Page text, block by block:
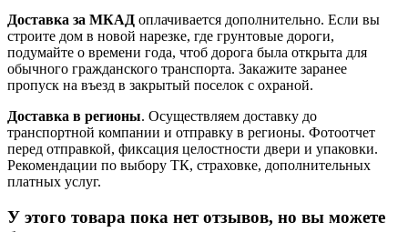
Доставка за МКАД оплачивается дополнительно. Если вы
строите дом в новой нарезке, где грунтовые дороги,
подумайте о времени года, чтоб дорога была открыта для
обычного гражданского транспорта. Закажите заранее
пропуск на въезд в закрытый поселок с охраной.
Доставка в регионы. Осуществляем доставку до
транспортной компании и отправку в регионы. Фотоотчет
перед отправкой, фиксация целостности двери и упаковки.
Рекомендации по выбору ТК, страховке, дополнительных
платных услуг.
У этого товара пока нет отзывов, но вы можете